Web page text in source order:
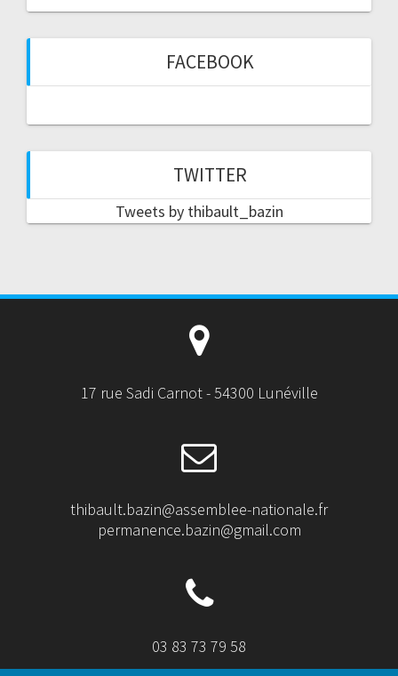
FACEBOOK
TWITTER
Tweets by thibault_bazin
17 rue Sadi Carnot - 54300 Lunéville
thibault.bazin@assemblee-nationale.fr
permanence.bazin@gmail.com
03 83 73 79 58